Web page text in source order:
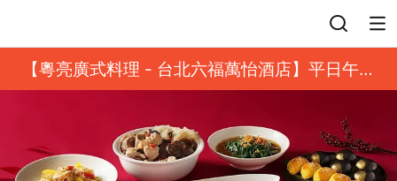
【粵亮廣式料理 - 台北六福萬怡酒店】平日午餐
8 折起｜靓港點套餐
自取時間 08/07 (五)
前往結帳